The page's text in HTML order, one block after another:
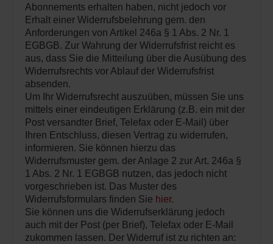
Abonnements erhalten haben, nicht jedoch vor
Erhalt einer Widerrufsbelehrung gem. den
Anforderungen von Artikel 246a § 1 Abs. 2 Nr. 1
EGBGB. Zur Wahrung der Widerrufsfrist reicht es
aus, dass Sie die Mitteilung über die Ausübung des
Widerrufsrechts vor Ablauf der Widerrufsfrist
absenden.
Um Ihr Widerrufsrecht auszuüben, müssen Sie uns
mittels einer eindeutigen Erklärung (z.B. ein mit der
Post versandter Brief, Telefax oder E-Mail) über
Ihren Entschluss, diesen Vertrag zu widerrufen,
informieren. Sie können hierzu das
Widerrufsmuster gem. der Anlage 2 zur Art. 246a §
1 Abs. 2 Nr. 1 EGBGB nutzen, das jedoch nicht
vorgeschrieben ist. Das Muster des
Widerrufsformulars finden Sie hier.
Sie können uns die Widerrufserklärung jedoch
auch mit der Post (per Brief), Telefax oder E-Mail
zukommen lassen. Der Widerruf ist zu richten an: